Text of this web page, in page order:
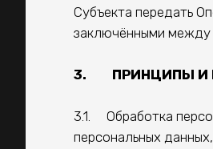
Субъекта передать
заключёнными между
3. ПРИНЦИПЫ И
3.1. Обработка
персональных